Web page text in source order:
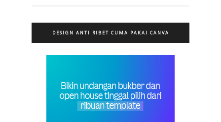
DESIGN ANTI RIBET CUMA PAKAI CANVA